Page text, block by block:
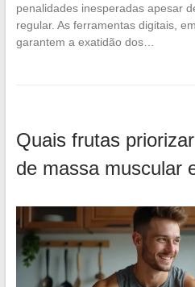
penalidades inesperadas apesar
regular. As ferramentas digitais,
garantem a exatidão dos…
Quais frutas
de massa muscular